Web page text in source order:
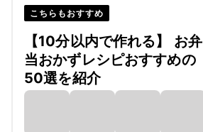
こちらもおすすめ
【10分以内で作れる】 お弁
当おかずレシピおすすめの
50選を紹介